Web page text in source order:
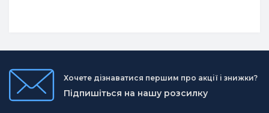
Хочете дізнаватися першим про акції і знижки?
Підпишіться на нашу розсилку